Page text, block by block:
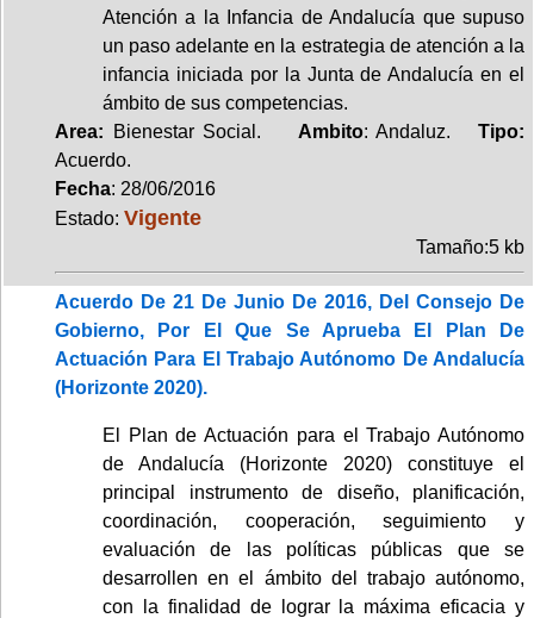
Atención a la Infancia de Andalucía que supuso
un paso adelante en la estrategia de atención a la
infancia iniciada por la Junta de Andalucía en el
ámbito de sus competencias.
Area: Bienestar Social. Ambito: Andaluz.Tipo:
Acuerdo.
Fecha: 28/06/2016
Estado: Vigente
Tamaño:5 kb
Acuerdo De 21 De Junio De 2016, Del Consejo De
Gobierno, Por El Que Se Aprueba El Plan De
Actuación Para El Trabajo Autónomo De Andalucía
(Horizonte 2020).
El Plan de Actuación para el Trabajo Autónomo
de Andalucía (Horizonte 2020) constituye el
principal instrumento de diseño, planificación,
coordinación, cooperación, seguimiento y
evaluación de las políticas públicas que se
desarrollen en el ámbito del trabajo autónomo,
con la finalidad de lograr la máxima eficacia y